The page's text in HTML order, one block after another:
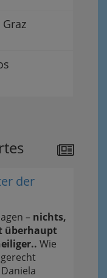
der
– nichts,
überhaupt
Wie